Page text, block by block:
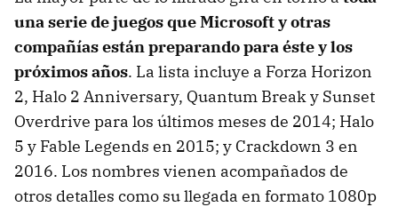
una serie de juegos que Microsoft y otras
compañías están preparando para éste y los
próximos años. La lista incluye a Forza Horizon
2, Halo 2 Anniversary, Quantum Break y Sunset
Overdrive para los últimos meses de 2014; Halo
5 y Fable Legends en 2015; y Crackdown 3 en
2016. Los nombres vienen acompañados de
otros detalles como su llegada en formato 1080p